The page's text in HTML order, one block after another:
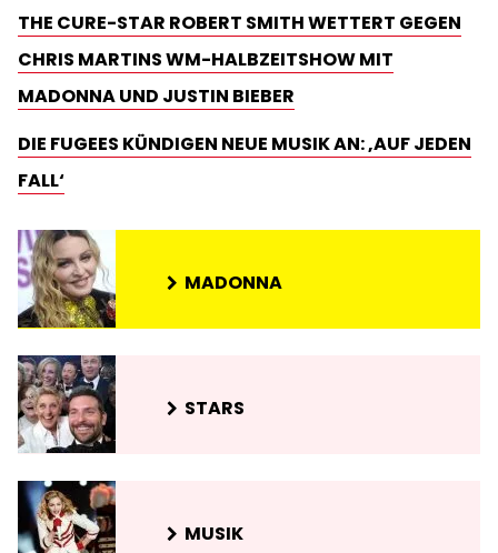
THE CURE-STAR ROBERT SMITH WETTERT GEGEN
CHRIS MARTINS WM-HALBZEITSHOW MIT
MADONNA UND JUSTIN BIEBER
DIE FUGEES KÜNDIGEN NEUE MUSIK AN: ‚AUF JEDEN
FALL‘
MADONNA
STARS
MUSIK